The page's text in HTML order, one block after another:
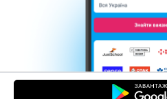
Контакты О нас
Новости Work.ua
Помощь
Условия использования